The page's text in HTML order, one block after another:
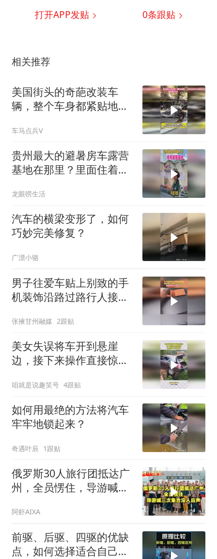
打开APP发贴 0条跟贴
相关推荐
美国街头的奇葩改装车
辆，整个车身都紧贴地面
车马点兵V
贵州最大的避暑房车露营
基地在那里？里面住着多
龙眼唠生活
汽车的横梁变形了，如何
巧妙完美修复？
广漂小骆
男子往爱车贴上别致的手
机装饰沿路过路行人接连
弄人就拿下来
张掖甘州融媒 2跟贴
美女失误将车开到悬崖
边，接下来操作直接惊
咱就是说趣笑号 4跟贴
如何用最绝的方法将汽车
牢牢地锁起来？
奇遇叶辰 1跟贴
俄罗斯30人旅行团抵达广
州，全员愣住，导游喊三
阿虾AIXA
前驱、后驱、四驱的优缺
点，如何选择适合自己的